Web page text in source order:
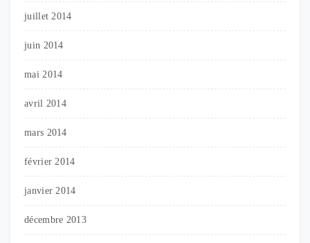
juillet 2014
juin 2014
mai 2014
avril 2014
mars 2014
février 2014
janvier 2014
décembre 2013